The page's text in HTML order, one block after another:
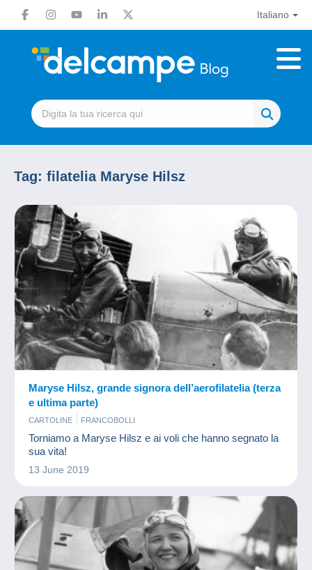
Italiano
Tag: filatelia Maryse Hilsz
Maryse Hilsz, grande signora dell’aerofilatelia (terza
e ultima parte)
CARTOLINE FRANCOBOLLI
Torniamo a Maryse Hilsz e ai voli che hanno segnato la
sua vita!
13 June 2019